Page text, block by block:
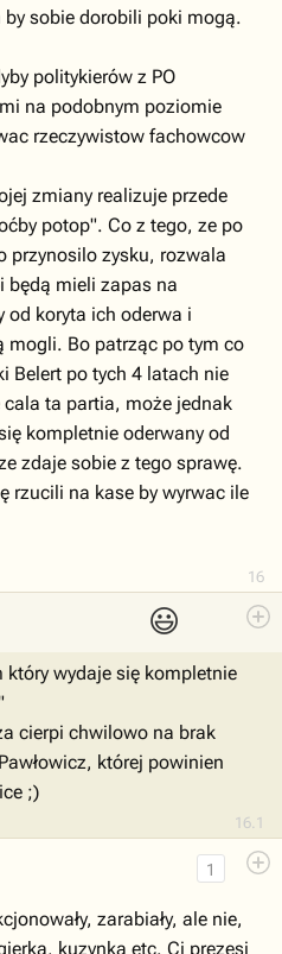
16
sobie dorobili poki mogą.
politykierów z PO
na podobnym poziomie
rzeczywistow fachowcow
zmiany realizuje przede
potop". Co z tego, ze po
przynosilo zysku, rozwala
będą mieli zapas na
od koryta ich oderwa i
mogli. Bo patrząc po tym co
Belert po tych 4 latach nie
cala ta partia, może jednak
kompletnie oderwany od
zdaje sobie z tego sprawę.
rzucili na kase by wyrwac ile
😃
16.1
wydaje się kompletnie
cierpi chwilowo na brak
której powinien
;)
1
zarabiały, ale nie,
kuzynką etc. Ci prezesi